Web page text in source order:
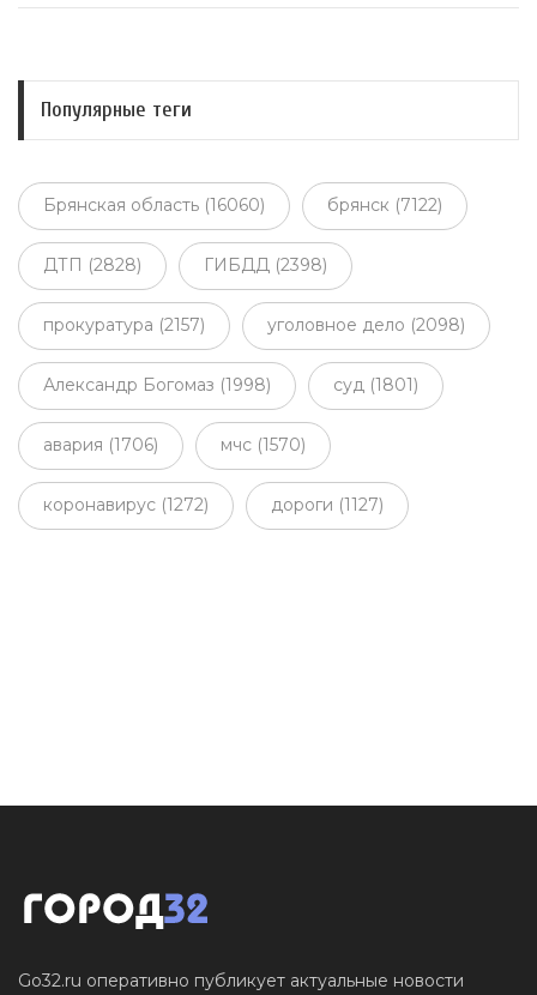
Популярные теги
Брянская область (16060) брянск (7122)
ДТП (2828) ГИБДД (2398)
прокуратура (2157) уголовное дело (2098)
Александр Богомаз (1998) суд (1801)
авария (1706) мчс (1570)
коронавирус (1272) дороги (1127)
Go32.ru оперативно публикует актуальные новости